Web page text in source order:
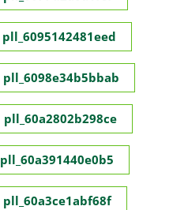
pll_6095142481eed
pll_6098e34b5bbab
pll_60a2802b298ce
pll_60a391440e0b5
pll_60a3ce1abf68f